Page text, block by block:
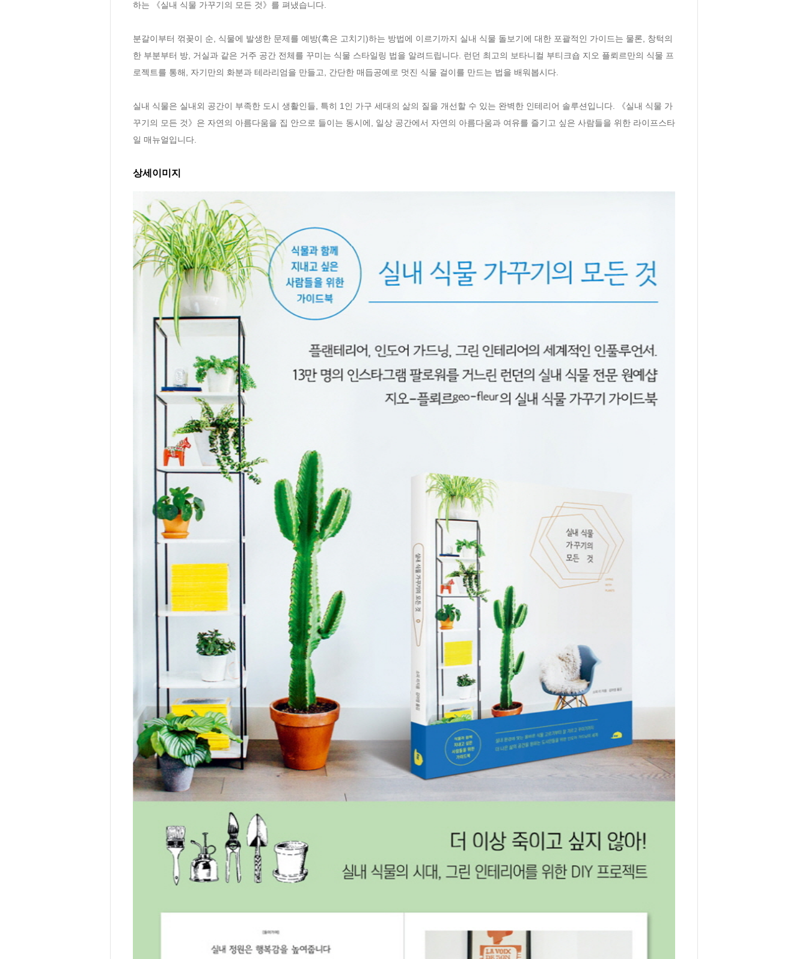
하는 《실내 식물 가꾸기의 모든 것》를 펴냈습니다.
분갈이부터 꺾꽂이 순, 식물에 발생한 문제를 예방(혹은 고치기)하는 방법에 이르기까지 실내 식물 돌보기에 대한 포괄적인 가이드는 물론, 창턱의
한 부분부터 방, 거실과 같은 거주 공간 전체를 꾸미는 식물 스타일링 법을 알려드립니다. 런던 최고의 보타니컬 부티크숍 지오 플뢰르만의 식물 프
로젝트를 통해, 자기만의 화분과 테라리엄을 만들고, 간단한 매듭공예로 멋진 식물 걸이를 만드는 법을 배워봅시다.
실내 식물은 실내외 공간이 부족한 도시 생활인들, 특히 1인 가구 세대의 삶의 질을 개선할 수 있는 완벽한 인테리어 솔루션입니다. 《실내 식물 가
꾸기의 모든 것》은 자연의 아름다움을 집 안으로 들이는 동시에, 일상 공간에서 자연의 아름다움과 여유를 즐기고 싶은 사람들을 위한 라이프스타
일 매뉴얼입니다.
상세이미지